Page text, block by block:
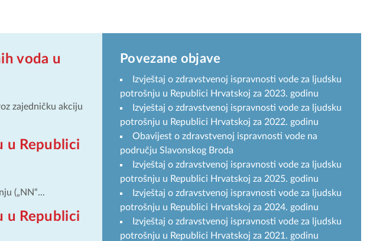
voda u
zajedničku akciju
u Republici
(„NN“...
u Republici
Povezane objave
Izvještaj o zdravstvenoj ispravnosti vode za ljudsku
potrošnju u Republici Hrvatskoj za 2023. godinu
Izvještaj o zdravstvenoj ispravnosti vode za ljudsku
potrošnju u Republici Hrvatskoj za 2022. godinu
Obavijest o zdravstvenoj ispravnosti vode na
području Slavonskog Broda
Izvještaj o zdravstvenoj ispravnosti vode za ljudsku
potrošnju u Republici Hrvatskoj za 2025. godinu
Izvještaj o zdravstvenoj ispravnosti vode za ljudsku
potrošnju u Republici Hrvatskoj za 2024. godinu
Izvještaj o zdravstvenoj ispravnosti vode za ljudsku
potrošnju u Republici Hrvatskoj za 2021. godinu